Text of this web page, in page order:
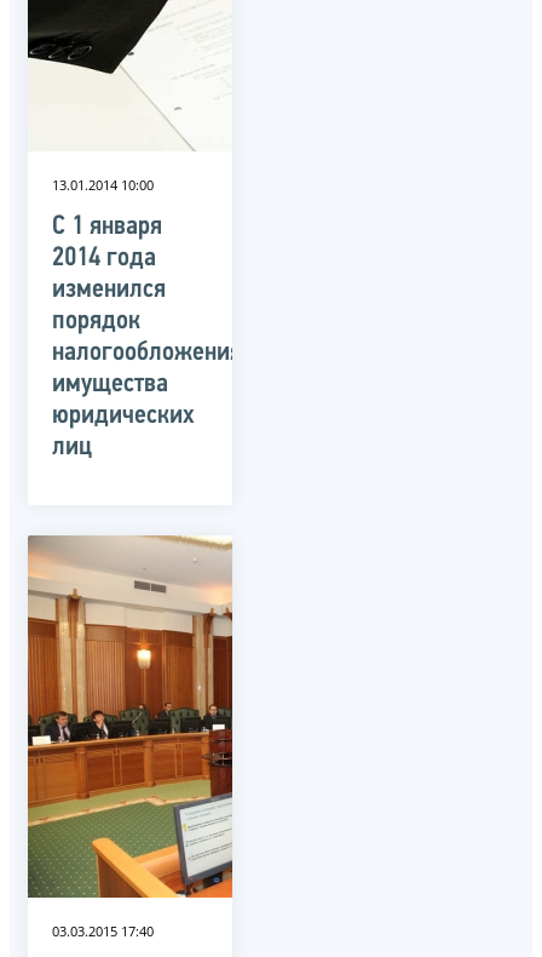
13.01.2014 10:00
С 1 января
2014 года
изменился
порядок
налогообложения
имущества
юридических
лиц
03.03.2015 17:40